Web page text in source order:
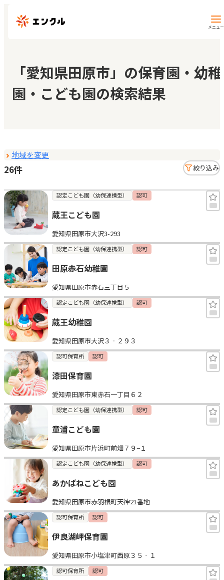
メニュー
保育園・幼稚園を探す
地図から探す
マイページ
お気に入り
見学日記
メッセージ
おすすめの園
エンクルの特徴と活用方法
コラム
お知らせ
「愛知県田原市」の保育園・幼稚
園・こども園の検索結果
地域を変更
26件 絞り込み
認定こども園（幼保連携型） 認可
蔵王こども園
愛知県田原市大沢3-293
認定こども園（幼保連携型） 認可
田原赤石幼稚園
愛知県田原市赤石三丁目５
認定こども園（幼保連携型） 認可
蔵王幼稚園
愛知県田原市大沢３‐２９３
認可保育所 認可
漆田保育園
愛知県田原市東赤石一丁目６２
認定こども園（幼保連携型） 認可
童浦こども園
愛知県田原市片浜町前畑７９−１
認定こども園（幼保連携型） 認可
あかばねこども園
愛知県田原市赤羽根町天神21番地
認可保育所 認可
伊良湖岬保育園
愛知県田原市小塩津町西原３５‐１
認可保育所 認可